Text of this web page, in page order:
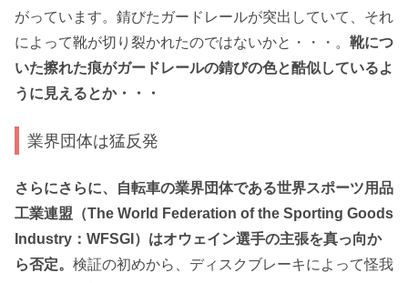
がっています。錆びたガードレールが突出していて、それ
によって靴が切り裂かれたのではないかと・・・。 靴につ
いた擦れた痕がガードレールの錆びの色と酷似しているよ
うに見えるとか・・・
業界団体は猛反発
さらにさらに、自転車の業界団体である世界スポーツ用品
工業連盟（The World Federation of the Sporting Goods
Industry：WFSGI）はオウェイン選手の主張を真っ向か
ら否定。 検証の初めから、ディスクブレーキによって怪我